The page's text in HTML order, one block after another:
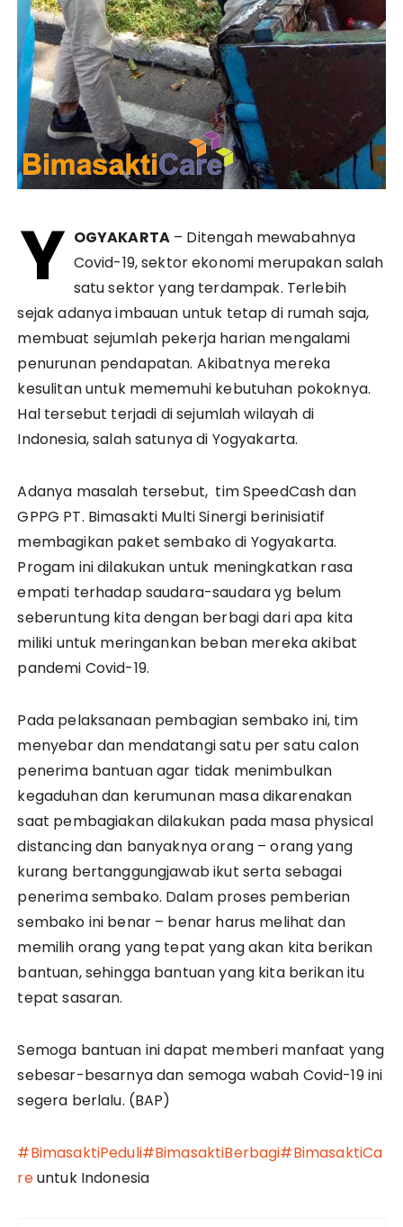
Y OGYAKARTA – Ditengah mewabahnya
Covid-19, sektor ekonomi merupakan salah
satu sektor yang terdampak. Terlebih
sejak adanya imbauan untuk tetap di rumah saja,
membuat sejumlah pekerja harian mengalami
penurunan pendapatan. Akibatnya mereka
kesulitan untuk mememuhi kebutuhan pokoknya.
Hal tersebut terjadi di sejumlah wilayah di
Indonesia, salah satunya di Yogyakarta.
Adanya masalah tersebut, tim SpeedCash dan
GPPG PT. Bimasakti Multi Sinergi berinisiatif
membagikan paket sembako di Yogyakarta.
Progam ini dilakukan untuk meningkatkan rasa
empati terhadap saudara-saudara yg belum
seberuntung kita dengan berbagi dari apa kita
miliki untuk meringankan beban mereka akibat
pandemi Covid-19.
Pada pelaksanaan pembagian sembako ini, tim
menyebar dan mendatangi satu per satu calon
penerima bantuan agar tidak menimbulkan
kegaduhan dan kerumunan masa dikarenakan
saat pembagiakan dilakukan pada masa physical
distancing dan banyaknya orang – orang yang
kurang bertanggungjawab ikut serta sebagai
penerima sembako. Dalam proses pemberian
sembako ini benar – benar harus melihat dan
memilih orang yang tepat yang akan kita berikan
bantuan, sehingga bantuan yang kita berikan itu
tepat sasaran.
Semoga bantuan ini dapat memberi manfaat yang
sebesar-besarnya dan semoga wabah Covid-19 ini
segera berlalu. (BAP)
#BimasaktiPeduli#BimasaktiBerbagi#BimasaktiCa
reuntuk Indonesia